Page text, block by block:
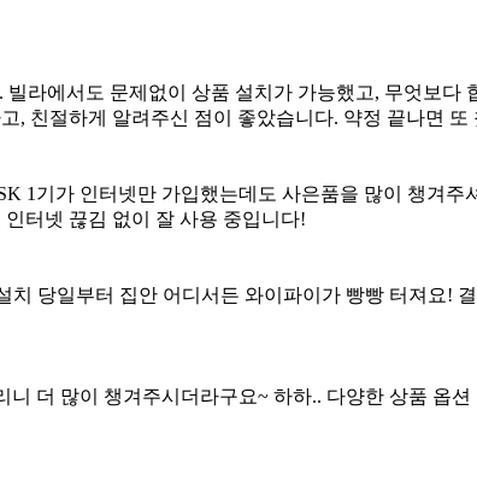
라에서도 문제없이 상품 설치가 가능했고, 무엇보다
, 친절하게 알려주신 점이 좋았습니다. 약정 끝나면 또
1기가 인터넷만 가입했는데도 사은품을 많이 챙겨주
터넷 끊김 없이 잘 사용 중입니다!
당일부터 집안 어디서든 와이파이가 빵빵 터져요!
더 많이 챙겨주시더라구요~ 하하.. 다양한 상품 옵